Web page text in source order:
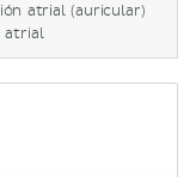
atrial (auricular)
atrial